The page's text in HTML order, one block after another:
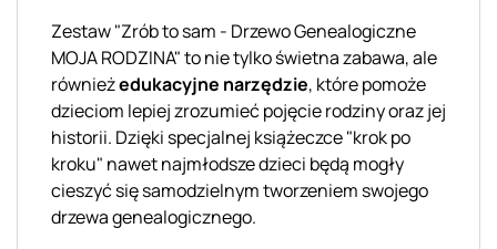
Zestaw "Zrób to sam - Drzewo Genealogiczne
MOJA RODZINA" to nie tylko świetna zabawa, ale
równieżedukacyjne narzędzie, które pomoże
dzieciom lepiej zrozumieć pojęcie rodziny oraz jej
historii. Dzięki specjalnej książeczce "krok po
kroku" nawet najmłodsze dzieci będą mogły
cieszyć się samodzielnym tworzeniem swojego
drzewa genealogicznego.